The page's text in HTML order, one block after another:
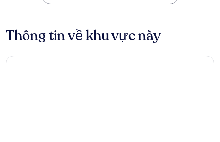
Thông tin về khu vực này